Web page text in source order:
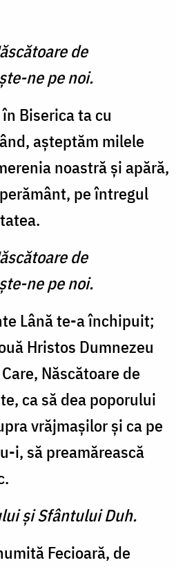
de
ne pe noi.
Biseri­ca ta cu
aşteptăm milele
noastră şi apără,
pe întregul
de
ne pe noi.
Lână te-a închipuit;
Hristos Dumnezeu
Născătoare de
ca să dea po­porului
vrăjmaşilor şi ca pe
i, să preamărească
şi Sfântului Duh.
Fecioară, de